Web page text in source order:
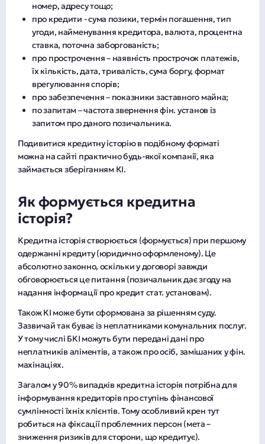
номер, адресу тощо;
про кредити - сума позики, термін погашення, тип
угоди, найменування кредитора, валюта, процентна
ставка, поточна заборгованість;
про прострочення – наявність прострочок платежів,
їх кількість, дата, тривалість, сума боргу, формат
врегулювання спорів;
про забезпечення – показники заставного майна;
по запитам – частота звернення фін. установ із
запитом про даного позичальника.
Подивитися кредитну історію в подібному форматі
можна на сайті практично будь-якої компанії, яка
займається зберіганням КІ.
Як формується кредитна
історія?
Кредитна історія створюється (формується) при першому
одержанні кредиту (юридично оформленому). Це
абсолютно законно, оскільки у договорі завжди
обговорюється це питання (позичальник дає згоду на
надання інформації про кредит стат. установам).
Також КІ може бути сформована за рішенням суду.
Зазвичай так буває із неплатниками комунальних послуг.
У тому числі БКІ можуть бути передані дані про
неплатників аліментів, а також про осіб, замішаних у фін.
махінаціях.
Загалом у 90% випадків кредитна історія потрібна для
інформування кредиторів про ступінь фінансової
сумлінності їхніх клієнтів. Тому особливий крен тут
робиться на фіксації проблемних персон (мета –
зниження ризиків для сторони, що кредитує).